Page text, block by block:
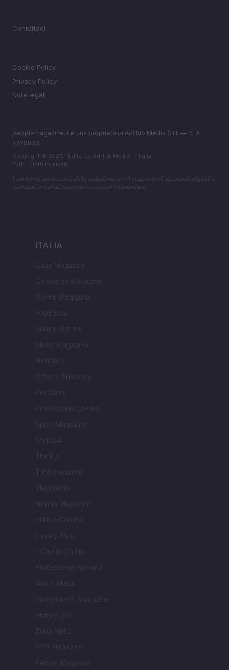
Contattaci
Cookie Policy
Privacy Policy
Note legali
peoplemagazine.it è una proprietà di AdHub Media S.r.l. — REA
2729933
Copyright © 2026 · Edito da AdHub Media — Italia
Tutti i diritti riservati
I contenuti sono curati dalla redazione con il supporto di strumenti digitali e
realizzati in collaborazione con autori indipendenti.
ITALIA
Casa Magazine
Cineverse Magazine
Donne Magazine
Food Blog
Milano Notizie
Motor Magazine
Notizie.it
Offerte Shopping
Pet Story
Professione Lavoro
Sport Magazine
Style24
Think.it
Tuobenessere
Viaggiamo
Nonne Magazine
Milano Cortina
Luxury Club
Il Calcio Online
Professione mamma
World Music
Investimenti Magazine
Money 365
Zona Nerd
B2B Magazine
People Magazine